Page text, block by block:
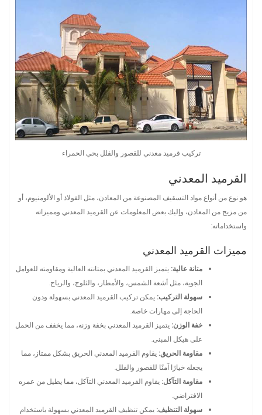
تركيب قرميد معدني للقصور والفلل بحي الحمراء
القرميد المعدني
هو نوع من أنواع مواد التسقيف المصنوعة من المعادن، مثل الفولاذ أو الألومنيوم، أو
من مزيج من المعادن، وإليك بعض المعلومات عن القرميد المعدني ومميزاته
واستخداماته:
مميزات القرميد المعدني
متانة عالية: يتميز القرميد المعدني بمتانته العالية ومقاومته للعوامل
الجوية، مثل أشعة الشمس، والأمطار، والثلوج، والرياح.
سهولة التركيب: يمكن تركيب القرميد المعدني بسهولة ودون
الحاجة إلى مهارات خاصة.
خفة الوزن: يتميز القرميد المعدني بخفة وزنه، مما يخفف من الحمل
على هيكل المبنى.
مقاومة الحريق: يقاوم القرميد المعدني الحريق بشكل ممتاز، مما
يجعله خيارًا آمنًا للقصور والفلل.
مقاومة التآكل: يقاوم القرميد المعدني التآكل، مما يطيل من عمره
الافتراضي.
سهولة التنظيف: يمكن تنظيف القرميد المعدني بسهولة باستخدام